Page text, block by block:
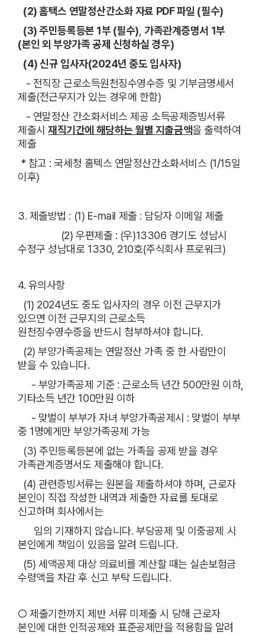
(2) 홈택스 연말정산간소화 자료 PDF 파일 (필수)
(3) 주민등록등본 1부 (필수) ,가족관계증명서 1부
(본인 외 부양가족 공제 신청하실 경우)
(4) 신규 입사자(2024년 중도 입사자)
- 전직장 근로소득원천징수영수증 및 기부금명세서
제출(전근무지가 있는 경우에 한함)
- 연말정산 간소화서비스 제공 소득공제증빙서류
제출시재직기간에 해당하는 월별 지출금액을 출력하여
제출
* 참고 : 국세청 홈텍스 연말정산간소화서비스 (1/15일
이후)
3. 제출방법 : (1) E-mail 제출 : 담당자 이메일 제출
(2) 우편제출 : (우)13306 경기도 성남시
수정구 성남대로 1330, 210호(주식회사 프로워크)
4. 유의사항
(1) 2024년도 중도 입사자의 경우 이전 근무지가
있으면 이전 근무지의 근로소득
원천징수영수증을 반드시 첨부하셔야 합니다.
(2) 부양가족공제는 연말정산 가족 중 한 사람만이
받을 수 있습니다.
- 부양가족공제 기준 : 근로소득 년간 500만원 이하,
기타소득 년간 100만원 이하
- 맞벌이 부부가 자녀 부양가족공제시 : 맞벌이 부부
중 1명에게만 부양가족공제 가능
(3) 주민등록등본에 없는 가족을 공제 받을 경우
가족관계증명서도 제출해야 합니다.
(4) 관련증빙서류는 원본을 제출하셔야 하며, 근로자
본인이 직접 작성한 내역과 제출한 자료를 토대로
신고하며 회사에서는
임의 기재하지 않습니다. 부당공제 및 이중공제 시
본인에게 책임이 있음을 알려 드립니다.
(5) 세액공제 대상 의료비를 계산할 때는 실손보험금
수령액을 차감 후 신고 부탁 드립니다.
○ 제출기한까지 제반 서류 미제출 시 당해 근로자
본인에 대한 인적공제와 표준공제만을 적용함을 알려